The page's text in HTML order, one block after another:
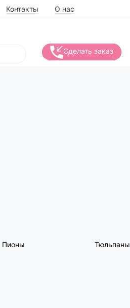
Контакты О нас
Сделать заказ
Пионы Тюльпаны